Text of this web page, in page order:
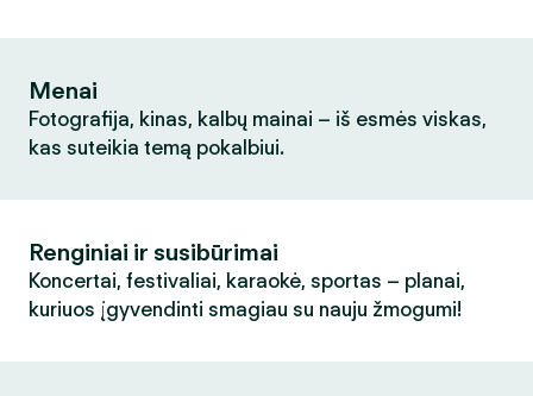
Menai
Fotografija, kinas, kalbų mainai – iš esmės viskas,
kas suteikia temą pokalbiui.
Renginiai ir susibūrimai
Koncertai, festivaliai, karaokė, sportas – planai,
kuriuos įgyvendinti smagiau su nauju žmogumi!